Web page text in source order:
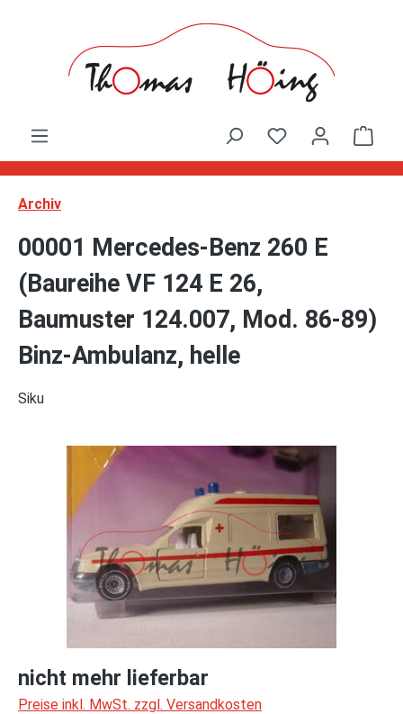
Archiv
00001 Mercedes-Benz 260 E
(Baureihe VF 124 E 26,
Baumuster 124.007, Mod. 86-89)
Binz-Ambulanz, helle
Siku
Bildergalerie überspringen
nicht mehr lieferbar
Preise inkl. MwSt. zzgl. Versandkosten